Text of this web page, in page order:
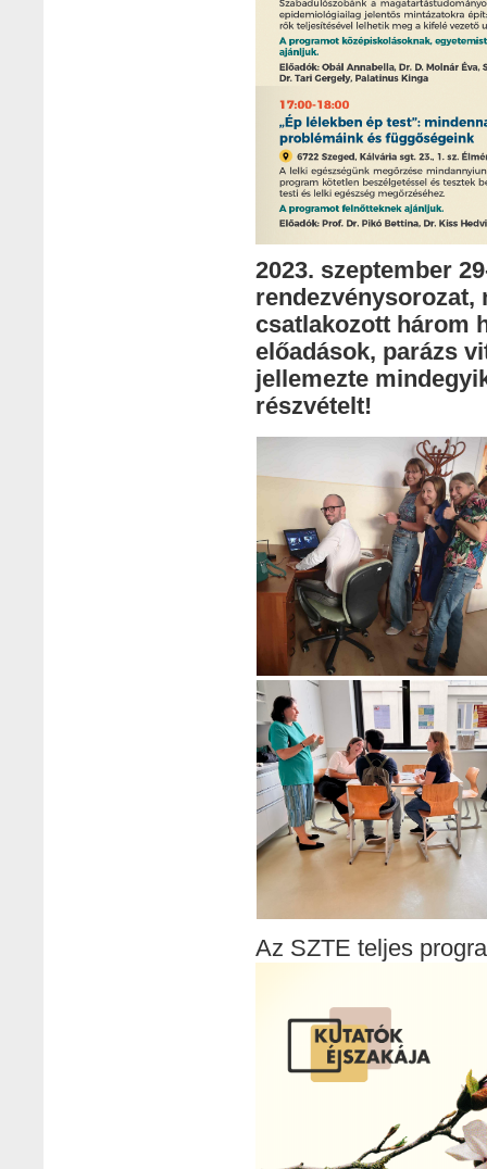
2023. szeptember
rendezvénysorozat,
csatlakozott három
előadások, parázs
jellemezte
részvételt!
Az SZTE teljes